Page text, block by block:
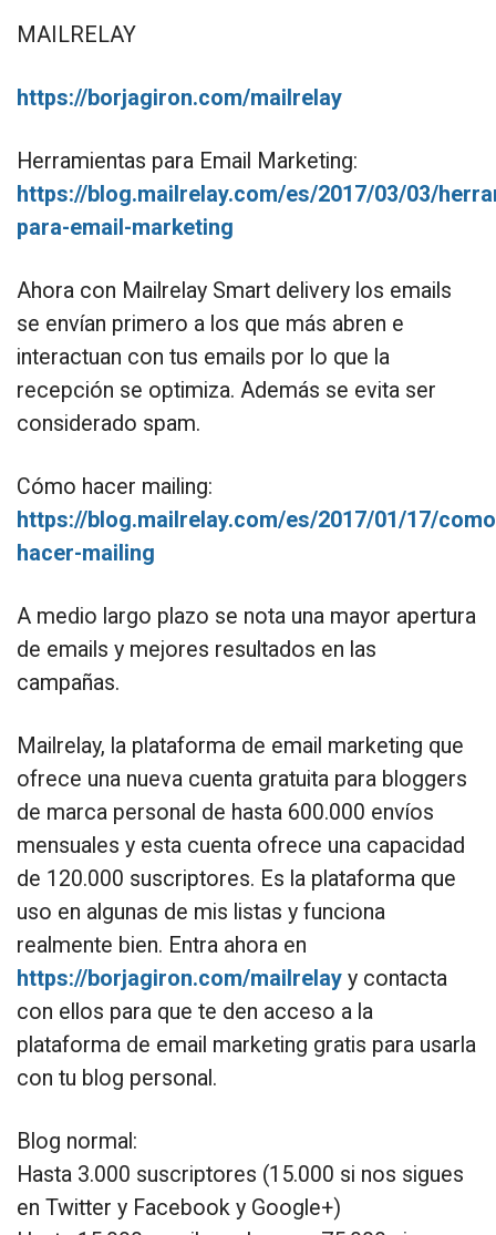
MAILRELAY
https://borjagiron.com/mailrelay
Herramientas para Email Marketing:
https://blog.mailrelay.com/es/2017/03/03/
para-email-marketing
Ahora con Mailrelay Smart delivery los emails
se envían primero a los que más abren e
interactuan con tus emails por lo que la
recepción se optimiza. Además se evita ser
considerado spam.
Cómo hacer mailing:
https://blog.mailrelay.com/es/2017/01/17/
hacer-mailing
A medio largo plazo se nota una mayor apertura
de emails y mejores resultados en las
campañas.
Mailrelay, la plataforma de email marketing que
ofrece una nueva cuenta gratuita para bloggers
de marca personal de hasta 600.000 envíos
mensuales y esta cuenta ofrece una capacidad
de 120.000 suscriptores. Es la plataforma que
uso en algunas de mis listas y funciona
realmente bien. Entra ahora en
https://borjagiron.com/mailrelay y contacta
con ellos para que te den acceso a la
plataforma de email marketing gratis para usarla
con tu blog personal.
Blog normal:
Hasta 3.000 suscriptores (15.000 si nos sigues
en Twitter y Facebook y Google+)